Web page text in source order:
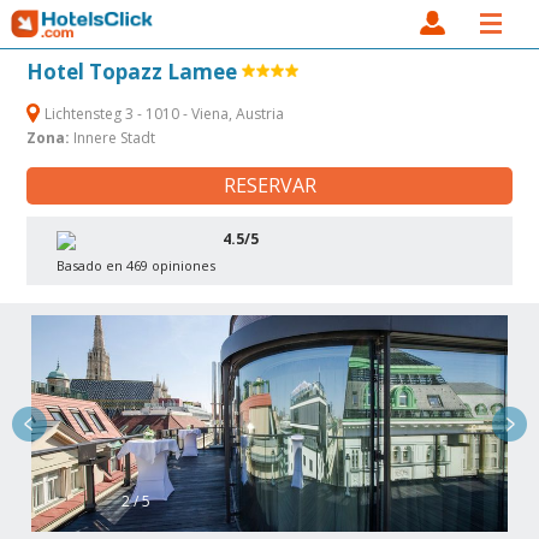
Hotel Topazz Lamee
Lichtensteg 3 - 1010 - Viena, Austria
Zona: Innere Stadt
RESERVAR
4.5/5
Basado en 469 opiniones
2 / 5